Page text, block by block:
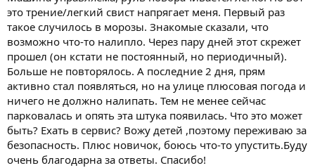
это трение/легкий свист напрягает меня. Первый раз
такое случилось в морозы. Знакомые сказали, что
возможно что-то налипло. Через пару дней этот скрежет
прошел (он кстати не постоянный, но периодичный).
Больше не повторялось. А последние 2 дня, прям
активно стал появляться, но на улице плюсовая погода и
ничего не должно налипать. Тем не менее сейчас
парковалась и опять эта штука появилась. Что это может
быть? Ехать в сервис? Вожу детей ,поэтому переживаю за
безопасность. Плюс новичок, боюсь что-то упустить.Буду
очень благодарна за ответы. Спасибо!